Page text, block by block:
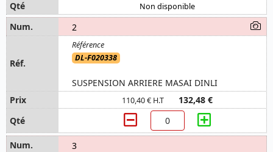
Non disponible
2
DL-F020338
SUSPENSION ARRIERE MASAI DINLI
110,40 € H.T 132,48 €
3